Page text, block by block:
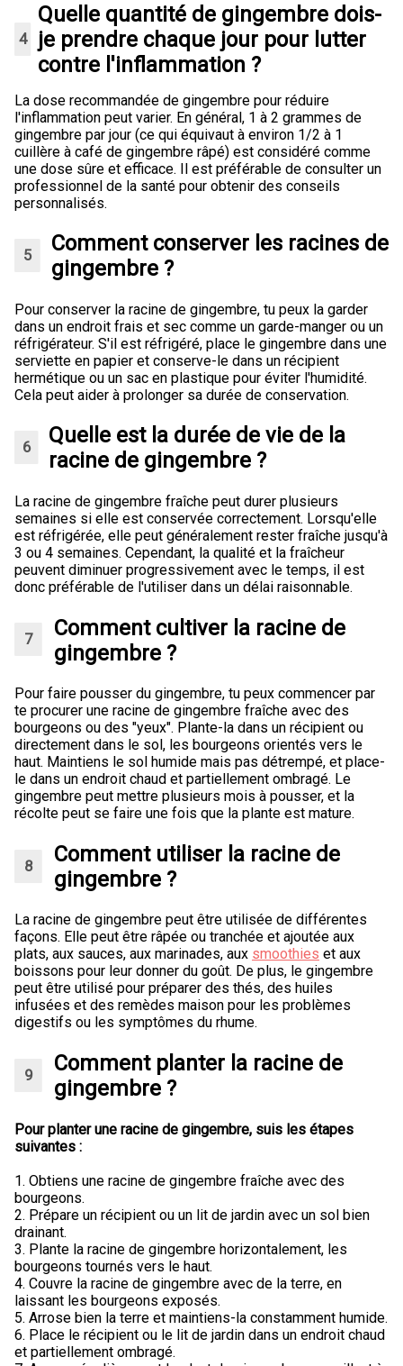
Quelle quantité de gingembre dois-
je prendre chaque jour pour lutter
contre l'inflammation ?
La dose recommandée de gingembre pour réduire
l'inflammation peut varier. En général, 1 à 2 grammes de
gingembre par jour (ce qui équivaut à environ 1/2 à 1
cuillère à café de gingembre râpé) est considéré comme
une dose sûre et efficace. Il est préférable de consulter un
professionnel de la santé pour obtenir des conseils
personnalisés.
Comment conserver les racines de
gingembre ?
Pour conserver la racine de gingembre, tu peux la garder
dans un endroit frais et sec comme un garde-manger ou un
réfrigérateur. S'il est réfrigéré, place le gingembre dans une
serviette en papier et conserve-le dans un récipient
hermétique ou un sac en plastique pour éviter l'humidité.
Cela peut aider à prolonger sa durée de conservation.
Quelle est la durée de vie de la
racine de gingembre ?
La racine de gingembre fraîche peut durer plusieurs
semaines si elle est conservée correctement. Lorsqu'elle
est réfrigérée, elle peut généralement rester fraîche jusqu'à
3 ou 4 semaines. Cependant, la qualité et la fraîcheur
peuvent diminuer progressivement avec le temps, il est
donc préférable de l'utiliser dans un délai raisonnable.
Comment cultiver la racine de
gingembre ?
Pour faire pousser du gingembre, tu peux commencer par
te procurer une racine de gingembre fraîche avec des
bourgeons ou des "yeux". Plante-la dans un récipient ou
directement dans le sol, les bourgeons orientés vers le
haut. Maintiens le sol humide mais pas détrempé, et place-
le dans un endroit chaud et partiellement ombragé. Le
gingembre peut mettre plusieurs mois à pousser, et la
récolte peut se faire une fois que la plante est mature.
Comment utiliser la racine de
gingembre ?
La racine de gingembre peut être utilisée de différentes
façons. Elle peut être râpée ou tranchée et ajoutée aux
plats, aux sauces, aux marinades, aux smoothies et aux
boissons pour leur donner du goût. De plus, le gingembre
peut être utilisé pour préparer des thés, des huiles
infusées et des remèdes maison pour les problèmes
digestifs ou les symptômes du rhume.
Comment planter la racine de
gingembre ?
Pour planter une racine de gingembre, suis les étapes
suivantes :
1. Obtiens une racine de gingembre fraîche avec des
bourgeons.
2. Prépare un récipient ou un lit de jardin avec un sol bien
drainant.
3. Plante la racine de gingembre horizontalement, les
bourgeons tournés vers le haut.
4. Couvre la racine de gingembre avec de la terre, en
laissant les bourgeons exposés.
5. Arrose bien la terre et maintiens-la constamment humide.
6. Place le récipient ou le lit de jardin dans un endroit chaud
et partiellement ombragé.